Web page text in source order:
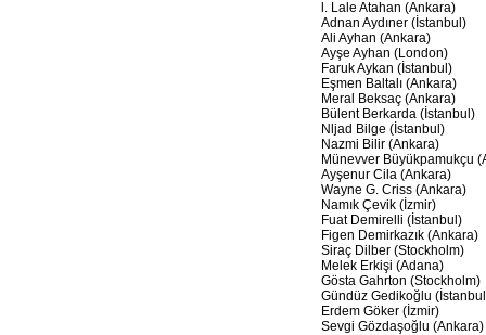
l. Lale Atahan (Ankara)
Adnan Aydıner (İstanbul)
Ali Ayhan (Ankara)
Ayşe Ayhan (London)
Faruk Aykan (İstanbul)
Eşmen Baltalı (Ankara)
Meral Beksaç (Ankara)
Bülent Berkarda (İstanbul)
Nljad Bilge (İstanbul)
Nazmi Bilir (Ankara)
Münevver Büyükpamukçu
Ayşenur Cila (Ankara)
Wayne G. Criss (Ankara)
Namık Çevik (İzmir)
Fuat Demirelli (İstanbul)
Figen Demirkazık (Ankara)
Siraç Dilber (Stockholm)
Melek Erkişi (Adana)
Gösta Gahrton (Stockholm)
Gündüz Gedikoğlu
Erdem Göker (İzmir)
Sevgi Gözdaşoğlu (Ankara)